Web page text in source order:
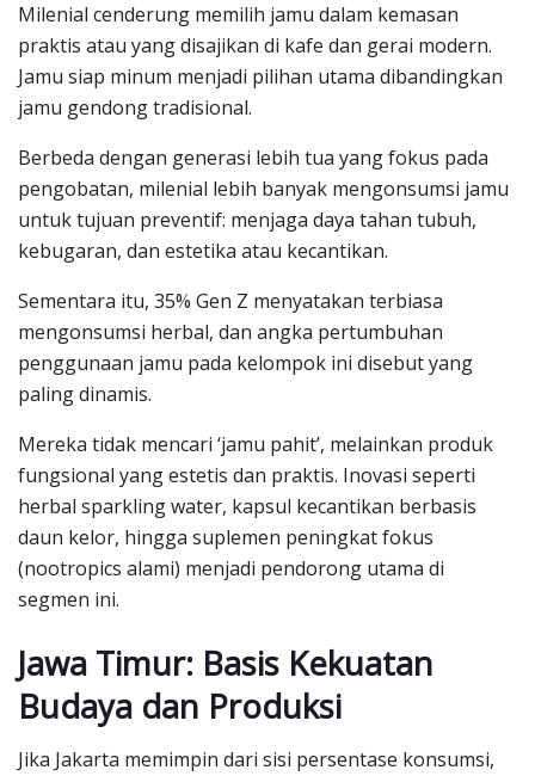
Milenial cenderung memilih jamu dalam kemasan
praktis atau yang disajikan di kafe dan gerai modern.
Jamu siap minum menjadi pilihan utama dibandingkan
jamu gendong tradisional.
Berbeda dengan generasi lebih tua yang fokus pada
pengobatan, milenial lebih banyak mengonsumsi jamu
untuk tujuan preventif: menjaga daya tahan tubuh,
kebugaran, dan estetika atau kecantikan.
Sementara itu, ​35% Gen Z menyatakan terbiasa
mengonsumsi herbal, dan angka pertumbuhan
penggunaan jamu pada kelompok ini disebut yang
paling dinamis.
Mereka tidak mencari ‘jamu pahit’, melainkan produk
fungsional yang estetis dan praktis. Inovasi seperti
herbal sparkling water, kapsul kecantikan berbasis
daun kelor, hingga suplemen peningkat fokus
(nootropics alami) menjadi pendorong utama di
segmen ini.
Jawa Timur: Basis Kekuatan
Budaya dan Produksi
Jika Jakarta memimpin dari sisi persentase konsumsi,